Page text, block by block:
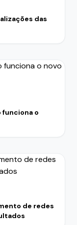
das
funciona o
de redes